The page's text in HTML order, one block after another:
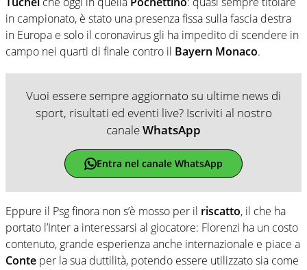
in campionato, è stato una presenza fissa sulla fascia destra
in Europa e solo il coronavirus gli ha impedito di scendere in
campo nei quarti di finale contro il Bayern Monaco.
Vuoi essere sempre aggiornato su ultime news di
sport, risultati ed eventi live? Iscriviti al nostro
canaleWhatsApp
Entra nel canale WhatsApp
Eppure il Psg finora non s’è mosso per il riscatto, il che ha
portato l’Inter a interessarsi al giocatore: Florenzi ha un costo
contenuto, grande esperienza anche internazionale e piace a
Conte per la sua duttilità, potendo essere utilizzato sia come